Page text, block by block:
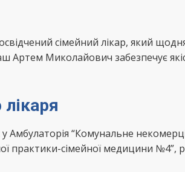
сімейний лікар, який
Артем Миколайович забезпечує
“Комунальне
практики-сімейної медицини